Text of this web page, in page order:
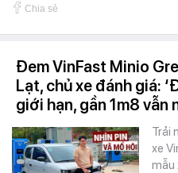
Chia sẻ
Đem VinFast Minio
Lạt, chủ xe đánh giá:
giới hạn, gần 1m8 vẫn
Trải
xe
mẫu